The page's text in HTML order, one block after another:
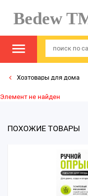
Bedew
Хозтовары для дома
Элемент не найден
ПОХОЖИЕ ТОВАРЫ